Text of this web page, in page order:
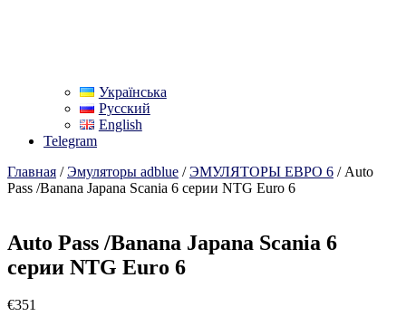
Українська
Русский
English
Telegram
Главная /Эмуляторы adblue /ЭМУЛЯТОРЫ ЕВРО 6 / Auto
Pass /Banana Japana Scania 6 серии NTG Euro 6
Auto Pass /Banana Japana Scania 6
серии NTG Euro 6
€351